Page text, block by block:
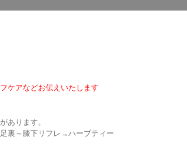
ケアなどお伝えいたします
あります。
裏～膝下リフレ→ハーブティー